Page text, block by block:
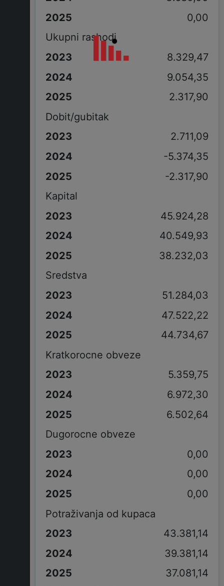
0,00
Ukupni rashodi
8.329,47
9.054,35
2.317,90
Dobit/gubitak
2.711,09
-5.374,35
-2.317,90
Kapital
45.924,28
40.549,93
38.232,03
Sredstva
51.284,03
47.522,22
44.734,67
Kratkorocne obveze
5.359,75
6.972,30
6.502,64
Dugorocne obveze
0,00
0,00
0,00
Potraživanja od kupaca
43.381,14
39.381,14
37.081,14